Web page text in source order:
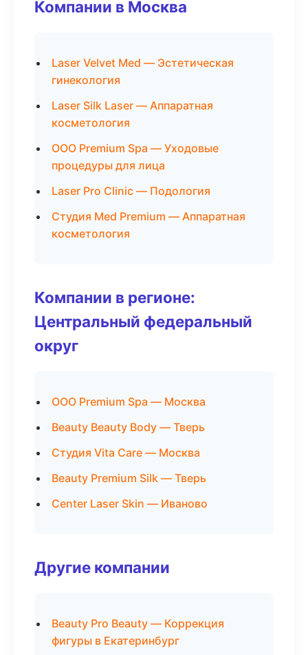
Компании в Москва
Laser Velvet Med — Эстетическая
гинекология
Laser Silk Laser — Аппаратная
косметология
ООО Premium Spa — Уходовые
процедуры для лица
Laser Pro Clinic — Подология
Студия Med Premium — Аппаратная
косметология
Компании в регионе:
Центральный федеральный
округ
ООО Premium Spa — Москва
Beauty Beauty Body — Тверь
Студия Vita Care — Москва
Beauty Premium Silk — Тверь
Center Laser Skin — Иваново
Другие компании
Beauty Pro Beauty — Коррекция
фигуры в Екатеринбург